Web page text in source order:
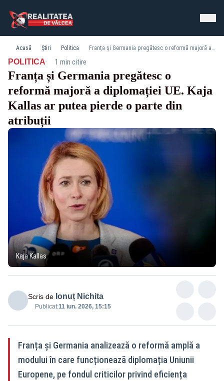
Acasă Știri Politica Franța și Germania pregătesc o reformă majoră a diplomației UE. Kaja Kallas ar putea pierde o parte din atribuții
POLITICA· 1 min citire
Franța și Germania pregătesc o
reformă majoră a diplomației UE. Kaja
Kallas ar putea pierde o parte din
atribuții
Kaja Kallas
Scris de Ionuț Nichita
Publicat:11 iun. 2026, 15:15
Franța și Germania analizează o reformă amplă a
modului în care funcționează diplomația Uniunii
Europene, pe fondul criticilor privind eficiența